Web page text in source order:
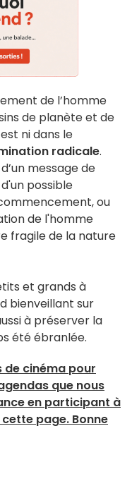
de l’homme
de planète et de
ni dans le
radicale.
message de
possible
ou
de l'homme
fragile de la nature
et grands à
bienveillant sur
à préserver la
été ébranlée.
de cinéma pour
que nous
en participant à
page. Bonne